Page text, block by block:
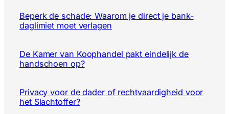
Beperk de schade: Waarom je direct je bank-
daglimiet moet verlagen
De Kamer van Koophandel pakt eindelijk de
handschoen op?
Privacy voor de dader of rechtvaardigheid voor
het Slachtoffer?